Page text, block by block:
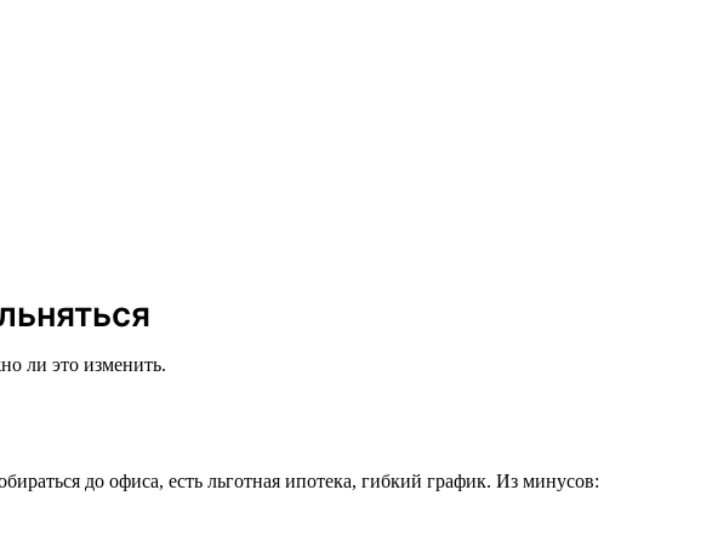
ли это изменить.
до офиса, есть льготная ипотека, гибкий график. Из минусов: